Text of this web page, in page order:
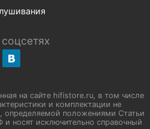
на сайте hifistore.ru, в том числе
и комплектации не
определяемой положениями Статьи
и носят исключительно справочный